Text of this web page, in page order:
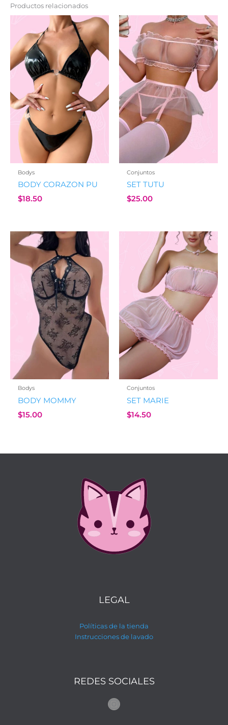
Productos relacionados
Bodys
BODY CORAZON PU
$18.50
Conjuntos
SET TUTU
$25.00
Bodys
BODY MOMMY
$15.00
Conjuntos
SET MARIE
$14.50
LEGAL
Políticas de la tienda
Instrucciones de lavado
REDES SOCIALES
Instagram